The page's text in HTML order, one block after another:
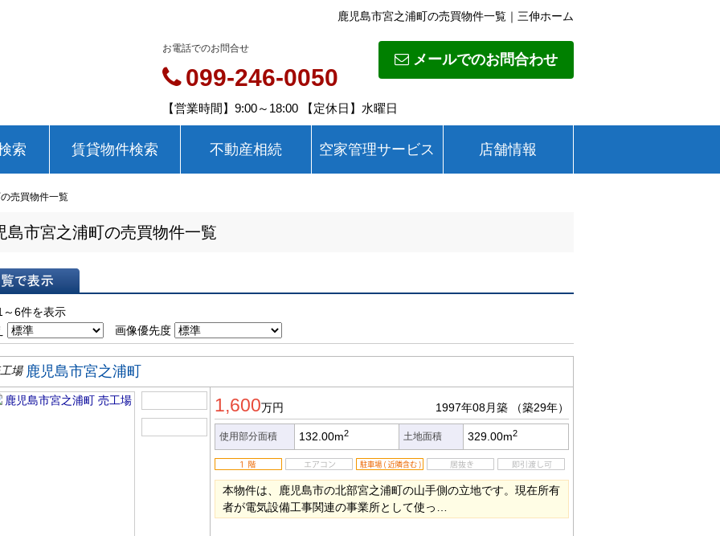
鹿児島市宮之浦町の売買物件一覧｜三伸ホーム
メールでのお問合わせ
お電話でのお問合せ
099-246-0050
【営業時間】9:00～18:00 【定休日】水曜日
索 賃貸物件検索 不動産相続 空家管理サービス 店舗情報
売買物件一覧
島市宮之浦町の売買物件一覧
6件を表示
画像優先度
場 鹿児島市宮之浦町
1,600万円 1997年08月築 （築29年）
使用部分面積 132.00m2 土地面積 329.00m2
本物件は、鹿児島市の北部宮之浦町の山手側の立地です。現在所有
者が電気設備工事関連の事業所として使っ…